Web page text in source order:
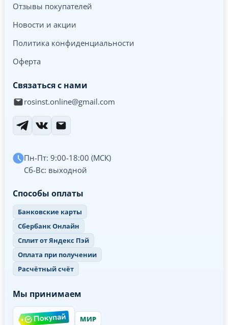
Отзывы покупателей
Новости и акции
Политика конфиденциальности
Оферта
Связаться с нами
rosinst.online@gmail.com
Пн-Пт: 9:00-18:00 (МСК)
Сб-Вс: выходной
Способы оплаты
Банковские карты
Сбербанк Онлайн
Сплит от Яндекс Пэй
Оплата при получении
Расчётный счёт
Мы принимаем
МИР